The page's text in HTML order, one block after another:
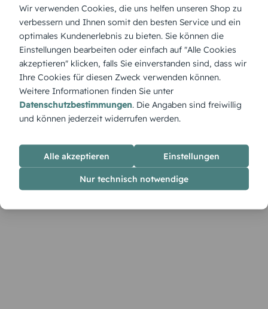
ÜBERBLICK:
Produktbeschreibung
„Font-Spiel“ setzt auf typografische Spielereien – eine
Tischkarte für Designliebhaber oder Wortakrobaten. Texte,
Farben und Schriftarten kannst du selbst im Online-Tool
gestalten.
Wir verwenden Cookies, die uns helfen unseren Shop zu
verbessern und Ihnen somit den besten Service und ein
optimales Kundenerlebnis zu bieten. Sie können die
Einstellungen bearbeiten oder einfach auf "Alle Cookies
akzeptieren" klicken, falls Sie einverstanden sind, dass wir
Ihre Cookies für diesen Zweck verwenden können.
Weitere Informationen finden Sie unter
Datenschutzbestimmungen. Die Angaben sind freiwillig
und können jederzeit widerrufen werden.
Alle akzeptieren Einstellungen
Nur technisch notwendige